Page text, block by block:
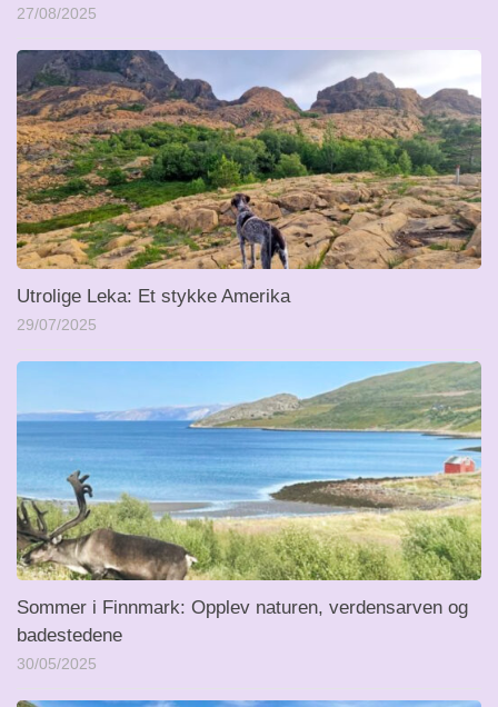
27/08/2025
Utrolige Leka: Et stykke Amerika
29/07/2025
Sommer i Finnmark: Opplev naturen, verdensarven og
badestedene
30/05/2025